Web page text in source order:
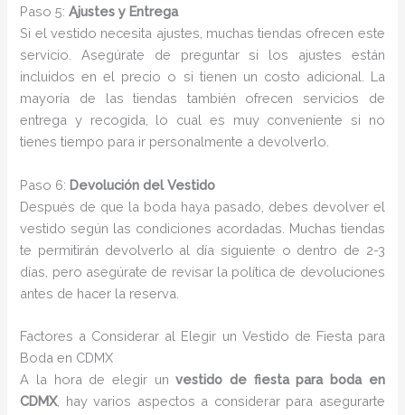
Paso 5:Ajustes y Entrega
Si el vestido necesita ajustes, muchas tiendas ofrecen este
servicio. Asegúrate de preguntar si los ajustes están
incluidos en el precio o si tienen un costo adicional. La
mayoría de las tiendas también ofrecen servicios de
entrega y recogida, lo cual es muy conveniente si no
tienes tiempo para ir personalmente a devolverlo.
Paso 6: Devolución del Vestido
Después de que la boda haya pasado, debes devolver el
vestido según las condiciones acordadas. Muchas tiendas
te permitirán devolverlo al día siguiente o dentro de 2-3
días, pero asegúrate de revisar la política de devoluciones
antes de hacer la reserva.
Factores a Considerar al Elegir un Vestido de Fiesta para
Boda en CDMX
A la hora de elegir unvestido de fiesta para boda en
CDMX, hay varios aspectos a considerar para asegurarte